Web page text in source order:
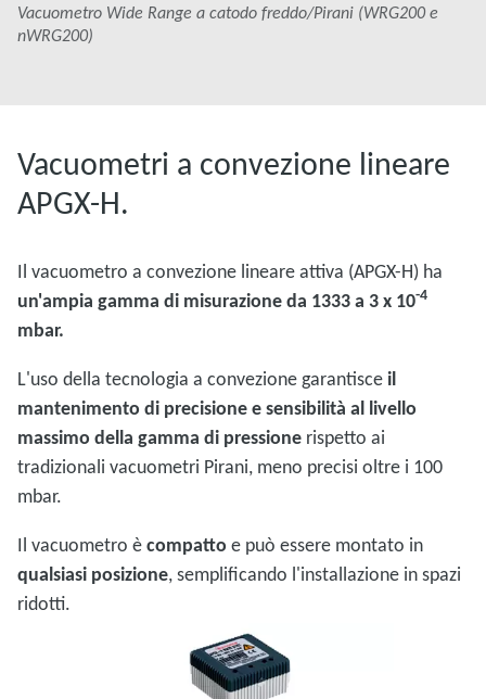
Vacuometro Wide Range a catodo freddo/Pirani (WRG200 e
nWRG200)
Vacuometri a convezione lineare
APGX-H.
Il vacuometro a convezione lineare attiva (APGX-H) ha
un'ampia gamma di misurazione da 1333 a 3 x 10-4
mbar.
L'uso della tecnologia a convezione garantisceil
mantenimento di precisione e sensibilità al livello
massimo della gamma di pressione rispetto ai
tradizionali vacuometri Pirani, meno precisi oltre i 100
mbar.
Il vacuometro ècompatto e può essere montato in
qualsiasi posizione, semplificando l'installazione in spazi
ridotti.